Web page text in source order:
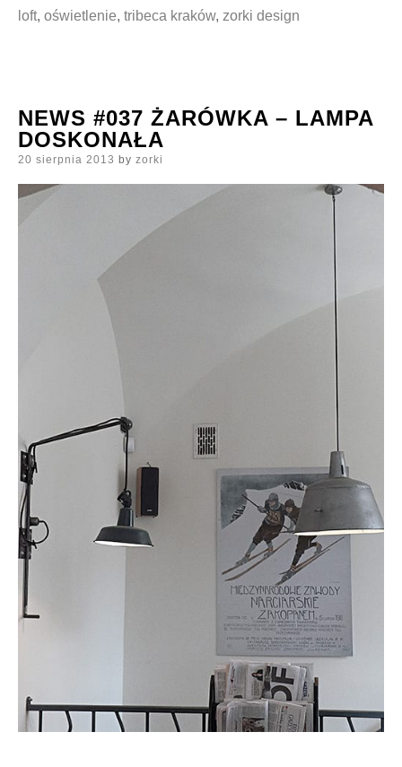
loft, oświetlenie, tribeca kraków, zorki design
NEWS #037 ŻARÓWKA – LAMPA
DOSKONAŁA
Posted
20 sierpnia 2013 by zorki